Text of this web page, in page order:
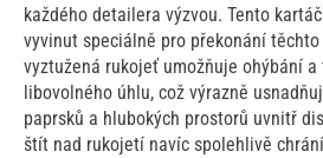
každého detailera výzvou. Tento
vyvinut speciálně pro překonání
vyztužená rukojeť umožňuje ohýbání
libovolného úhlu, což výrazně
paprsků a hlubokých prostorů uvnitř
štít nad rukojetí navíc spolehlivě